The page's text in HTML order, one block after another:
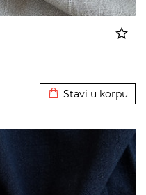
Stavi u korpu